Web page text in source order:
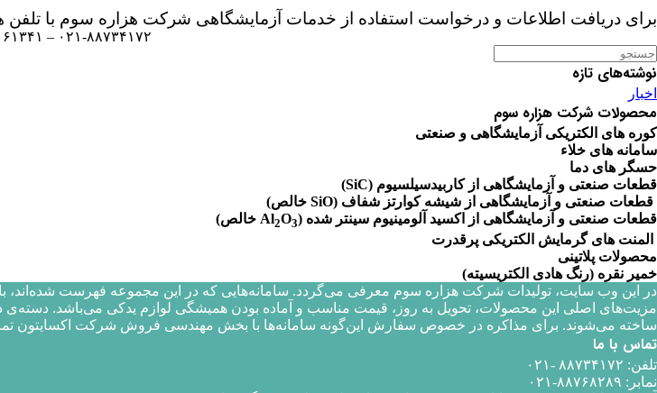
برای دریافت اطلاعات و درخواست استفاده از خدمات آزمایشگاهی شرکت هزاره سوم با تلفن
۰۹۱۲-۳۰۶۱۳۴۱ – ۰۲۱-
Search
for:
نوشته‌های تازه
اخبار
محصولات شرکت هزاره سوم
کوره های الکتریکی آزمایشگاهی و صنعتی
سامانه های خلاء
حسگر های دما
قطعات صنعتی و آزمایشگاهی از کاربیدسیلسیوم (SiC)
قطعات صنعتی و آزمایشگاهی از شیشه کوارتز شفاف (SiO خالص)
قطعات صنعتی و آزمایشگاهی از اکسید آلومینیوم سینتر شده (Al
2O3
خالص)
المنت های گرمایش الکتریکی پرقدرت
محصولات پلاتینی
خمیر نقره (رنگ هادی الکتریسیته)
در این وب سایت، تولیدات شرکت هزاره سوم معرفی می‌گردد. سامانه‌هایی که در این مجموعه فهرست شده‌اند،
مزیت‌های اصلی این محصولات، تحویل به روز، قیمت مناسب و آماده بودن همیشگی لوازم یدکی می‌باشد. دسته‌ی
ساخته می‌شوند. برای مذاکره در خصوص سفارش این‌گونه سامانه‌ها با بخش مهندسی فروش شرکت اکسایتون
تماس با ما
تلفن: ۸۸۷۳۴۱۷۲ -۰۲۱
نمابر: ۸۸۷۶۸۲۸۹-۰۲۱